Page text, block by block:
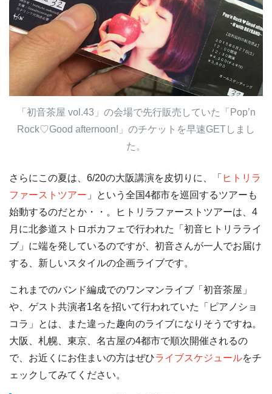
「初音茶屋 vol.43」の会場で先行販売していた「Pop’n
Rock♡Good afternoon!」のチケットを早速GETしまし
た。
さらにこの夏は、6/20の大阪講演を皮切りに、「 ヒトリラ
ファーストツアー 」という全国4都市を巡回するツアーも
始動するのだとか・・。ヒトリラファーストツアーは、4
月に北参道ストロボカフェで行われた「初音ヒトリラライ
ブ」に端を発しているのですが、初音さんが一人でお届け
する、新しいスタイルの企画ライブです。
これまでのバンド編成でのワンマンライブ「初音茶屋」
や、ゲスト共演者1名を招いて行われていた「ピアノショ
コラ」とは、また違った趣向のライブになりそうですね。
大阪、札幌、東京、名古屋の4都市で順次開催されるの
で、お近くにお住まいの方はぜひライブスケジュールをチ
ェックしてみてください。